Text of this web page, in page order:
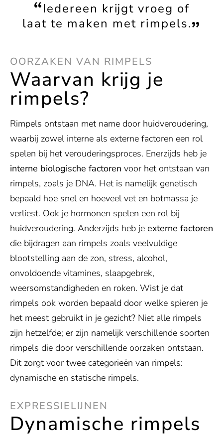
Iedereen krijgt vroeg of
laat te maken met rimpels.
OORZAKEN VAN RIMPELS
Waarvan krijg je
rimpels?
Rimpels ontstaan met name door huidveroudering,
waarbij zowel interne als externe factoren een rol
spelen bij het verouderingsproces. Enerzijds heb je
interne biologische factoren voor het ontstaan van
rimpels, zoals je DNA. Het is namelijk genetisch
bepaald hoe snel en hoeveel vet en botmassa je
verliest. Ook je hormonen spelen een rol bij
huidveroudering. Anderzijds heb je externe factoren
die bijdragen aan rimpels zoals veelvuldige
blootstelling aan de zon, stress, alcohol,
onvoldoende vitamines, slaapgebrek,
weersomstandigheden en roken. Wist je dat
rimpels ook worden bepaald door welke spieren je
het meest gebruikt in je gezicht? Niet alle rimpels
zijn hetzelfde; er zijn namelijk verschillende soorten
rimpels die door verschillende oorzaken ontstaan.
Dit zorgt voor twee categorieën van rimpels:
dynamische en statische rimpels.
EXPRESSIELIJNEN
Dynamische rimpels